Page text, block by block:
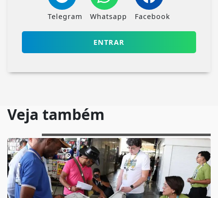
Telegram Whatsapp Facebook
ENTRAR
Veja também